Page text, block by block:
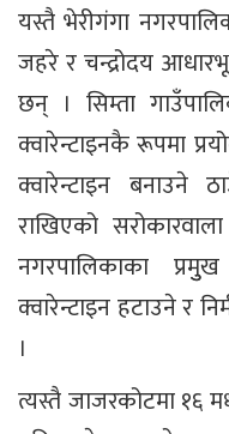
यस्तै भेरीगंगा
जहरे र चन्द्रोदय
छन् । सिम्ता
क्वारेन्टाइनकै रूपमा
क्वारेन्टाइन बनाउने
राखिएको
नगरपालिकाका
क्वारेन्टाइन हटाउने र
।
त्यस्तै जाजरकोटमा १६